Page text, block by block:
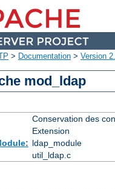
> Documentation > Version
mod_ldap
Conservation des
Extension
ldap_module
util_ldap.c